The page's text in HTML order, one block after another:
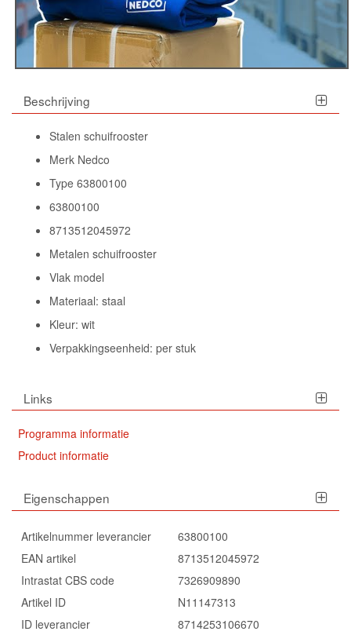
Beschrijving
Stalen schuifrooster
Merk Nedco
Type 63800100
63800100
8713512045972
Metalen schuifrooster
Vlak model
Materiaal: staal
Kleur: wit
Verpakkingseenheid: per stuk
Links
Programma informatie
Product informatie
Eigenschappen
Artikelnummer leverancier
63800100
EAN artikel
8713512045972
Intrastat CBS code
7326909890
Artikel ID
N11147313
ID leverancier
8714253106670